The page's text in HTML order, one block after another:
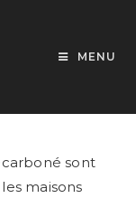
MENU